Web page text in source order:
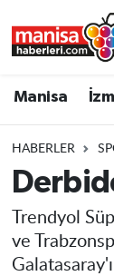
Manisa
HABERLER
Trendyol
ve
Turgutlu
Manisa
Manisa
Süper